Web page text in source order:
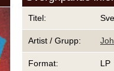
Titel:
Artist / Grupp:
Format: LP